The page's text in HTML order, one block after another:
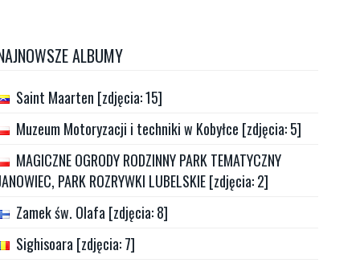
ALBUMY
Saint Maarten [zdjęcia: 15]
Muzeum Motoryzacji i techniki w Kobyłce [zdjęcia: 5]
MAGICZNE OGRODY RODZINNY PARK TEMATYCZNY
PARK ROZRYWKI LUBELSKIE [zdjęcia: 2]
Zamek św. Olafa [zdjęcia: 8]
Sighisoara [zdjęcia: 7]